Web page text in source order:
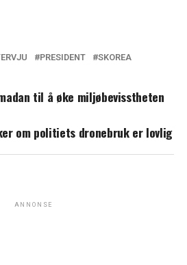
PRESIDENT SKOREA
til å øke miljøbevisstheten
om politiets dronebruk er lovlig
ANNONSE